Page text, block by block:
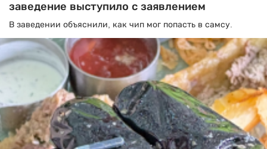
заведение выступило с заявлением
В заведении объяснили, как чип мог попасть в самсу.